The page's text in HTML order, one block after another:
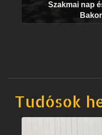
Szakmai nap
Tudósok